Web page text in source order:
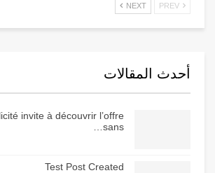
NEXT
أحدث المقالات
invite à découvrir l’offre
sans…
Test Post Created